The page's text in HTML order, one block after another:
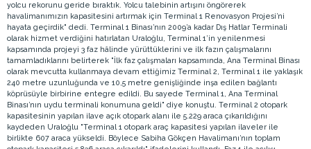
yolcu rekorunu geride bıraktık. Yolcu talebinin artışını öngörerek
havalimanımızın kapasitesini artırmak için Terminal 1 Renovasyon Projesi’ni
hayata geçirdik" dedi. Terminal 1 Binası’nın 2009’a kadar Dış Hatlar Terminali
olarak hizmet verdiğini hatırlatan Uraloğlu, Terminal 1’in yenilenmesi
kapsamında projeyi 3 faz hâlinde yürüttüklerini ve ilk fazın çalışmalarını
tamamladıklarını belirterek "İlk faz çalışmaları kapsamında, Ana Terminal Binası
olarak mevcutta kullanmaya devam ettiğimiz Terminal 2, Terminal 1 ile yaklaşık
240 metre uzunluğunda ve 10,5 metre genişliğinde inşa edilen bağlantı
köprüsüyle birbirine entegre edildi. Bu sayede Terminal 1, Ana Terminal
Binası’nın uydu terminali konumuna geldi" diye konuştu. Terminal 2 otopark
kapasitesinin yapılan ilave açık otopark alanı ile 5.229 araca çıkarıldığını
kaydeden Uraloğlu "Terminal 1 otopark araç kapasitesi yapılan ilaveler ile
birlikte 607 araca yükseldi. Böylece Sabiha Gökçen Havalimanı’nın toplam